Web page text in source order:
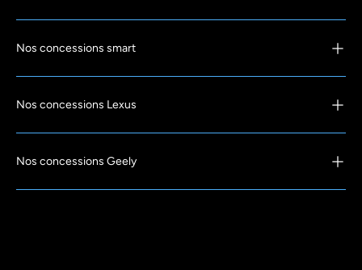
Nos concessions smart
Nos concessions Lexus
Nos concessions Geely